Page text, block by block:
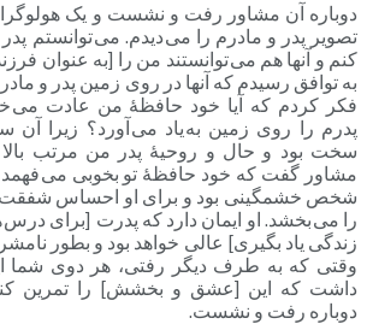
دوباره آن مشاور رفت و نشست و یک
تصویر پدر و مادرم را می دیدم. می توانستم
کنم و آنها هم می توانستند من را [به عنوان
به توافق رسیدم که آنها در روی زمین پدر و
فکر کردم که آیا خود حافظۀ من عادت می
پدرم را روی زمین به یاد می آورد؟ زیرا آن
سخت بود و حال و روحیۀ پدر من مرتب
مشاور گفت که خود حافظۀ تو بخوبی می فهمد
شخص خشمگینی بود و برای او احساس شفقت
را می بخشد. او ایمان دارد که پدرت [برای
زندگی یاد بگیری] عالی خواهد بود و بطور
وقتی که به طرف دیگر رفتی، هر دوی شما
داشت که این [عشق و بخشش] را تمرین
دوباره رفت و نشست.